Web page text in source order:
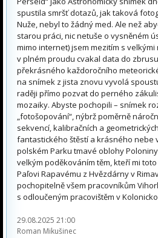
spustila smršť dotazů, jak taková
Nuže, nebyl to žádný med. Ale než
starou práci, nic netuše o vysněném
mimo internet) jsem mezitím s
v plném proudu cvakal data do
překrásného každoročního
na snímek z jista znovu vyvolá
raději přímo pozvat do perného
mozaiky. Abyste pochopili – snímek
„fotošopování“, nýbrž poměrně
sekvencí, kalibračních a
fantastického štěstí a krásného nebe
polském Parku tmavé oblohy
velkým poděkováním těm, kteří mi
Paľovi Rapavému z Hvězdárny v
pochopitelně všem pracovníkům
s odloučeným pracovištěm v
29.08.2025 21:00
Roman Mikušinec